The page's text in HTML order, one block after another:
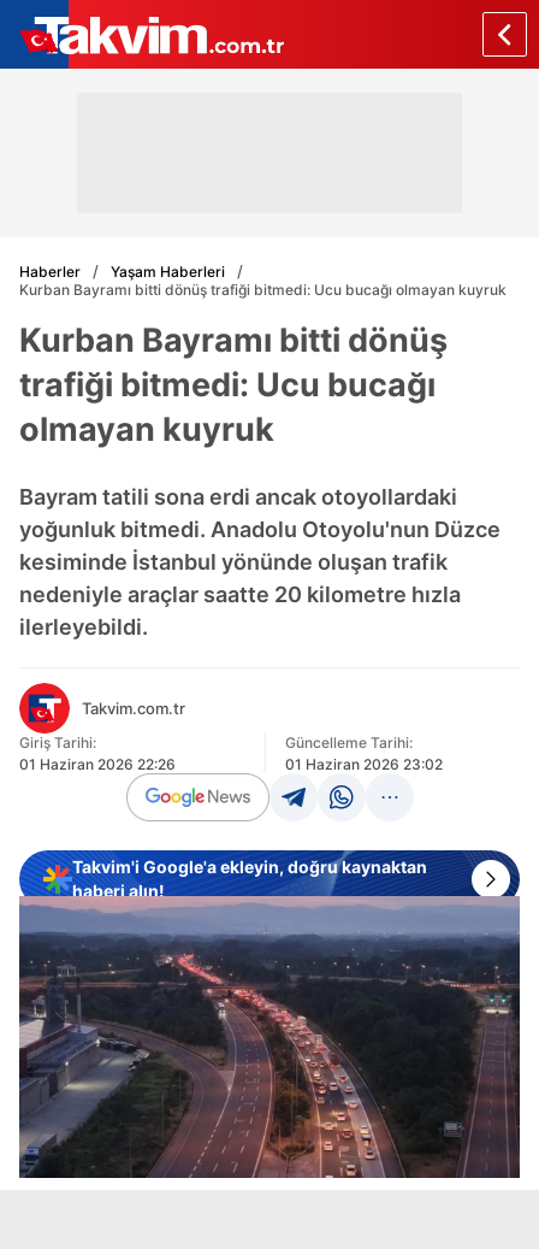
Haberler
Yaşam Haberleri
Kurban Bayramı bitti dönüş trafiği bitmedi: Ucu bucağı olmayan kuyruk
Kurban Bayramı bitti dönüş
trafiği bitmedi: Ucu bucağı
olmayan kuyruk
Bayram tatili sona erdi ancak otoyollardaki
yoğunluk bitmedi. Anadolu Otoyolu'nun Düzce
kesiminde İstanbul yönünde oluşan trafik
nedeniyle araçlar saatte 20 kilometre hızla
ilerleyebildi.
Takvim.com.tr
Giriş Tarihi:
01 Haziran 2026 22:26
Güncelleme Tarihi:
01 Haziran 2026 23:02
Takvim'i Google'a ekleyin, doğru kaynaktan
haberi alın!